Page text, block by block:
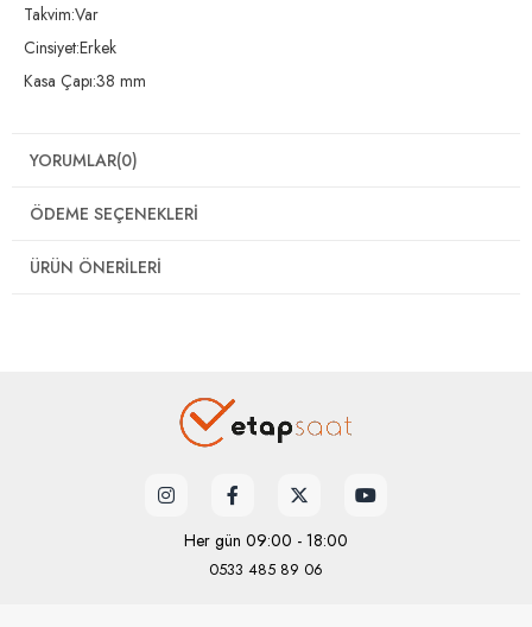
Takvim:Var
Cinsiyet:Erkek
Kasa Çapı:38 mm
YORUMLAR(0)
ÖDEME SEÇENEKLERI
ÜRÜN ÖNERILERI
Her gün 09:00 - 18:00
0533 485 89 06